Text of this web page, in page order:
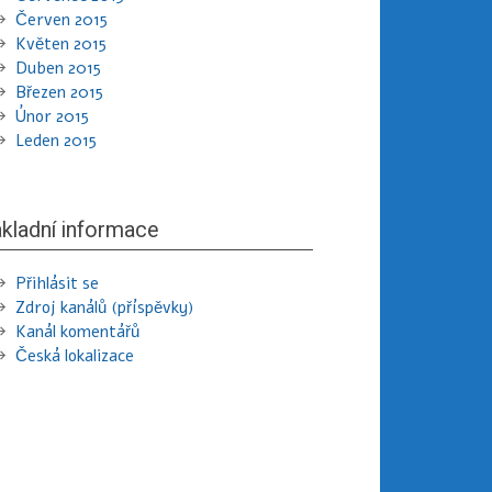
Červen 2015
Květen 2015
Duben 2015
Březen 2015
Únor 2015
Leden 2015
informace
Přihlásit se
Zdroj kanálů (příspěvky)
Kanál komentářů
Česká lokalizace